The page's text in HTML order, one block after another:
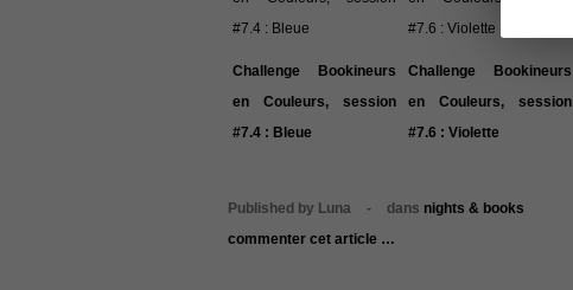
Challenge Bookineurs
en Couleurs, session
#7.4 : Bleue
Challenge Bookineurs
en Couleurs, session
#7.6 : Violette
Published by Luna - dans nights & books
commenter cet article …